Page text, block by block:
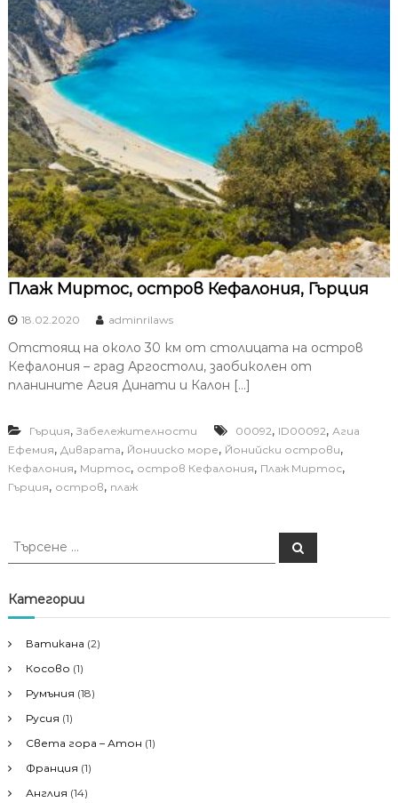
Плаж Миртос, остров Кефалония, Гърция
18.02.2020 adminrilaws
Отстоящ на около 30 км от столицата на остров
Кефалония – град Аргостоли, заобиколен от
планините Агия Динати и Калон […]
Гърция, Забележителности 00092, ID00092, Агиа
Ефемия, Диварата, Йонииско море, Йонийски острови,
Кефалония, Миртос, остров Кефалония, Плаж Миртос,
Гърция, остров, плаж
Т
с
е
е
з
а
Т
ъ
е
Категории
Ватикана (2)
Косово (1)
Румъния (18)
Русия (1)
Света гора – Атон (1)
Франция (1)
Англия (14)